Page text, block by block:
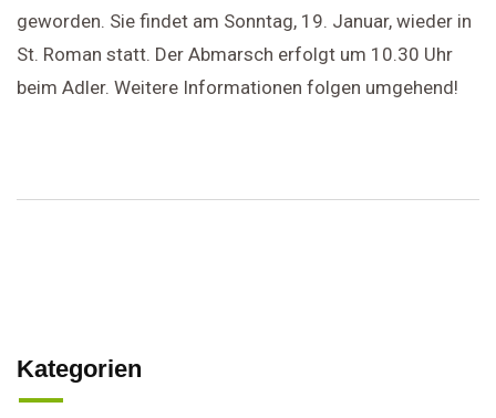
geworden. Sie findet am Sonntag, 19. Januar, wieder in
St. Roman statt. Der Abmarsch erfolgt um 10.30 Uhr
beim Adler. Weitere Informationen folgen umgehend!
Kategorien